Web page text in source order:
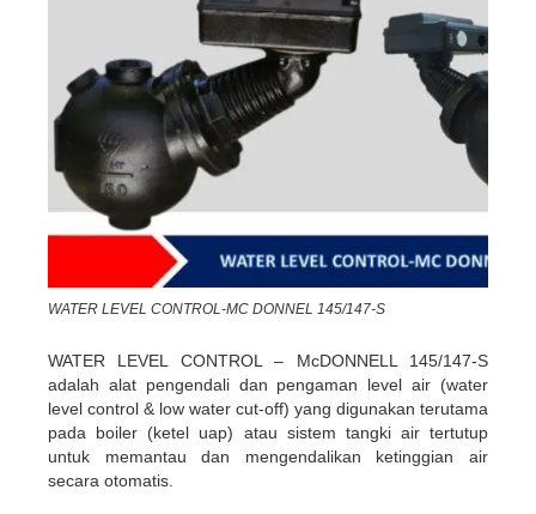
WATER LEVEL CONTROL-MC DONNEL 145/147-S
WATER LEVEL CONTROL – McDONNELL 145/147-S
adalah alat pengendali dan pengaman level air (water
level control & low water cut-off) yang digunakan terutama
pada boiler (ketel uap) atau sistem tangki air tertutup
untuk memantau dan mengendalikan ketinggian air
secara otomatis.